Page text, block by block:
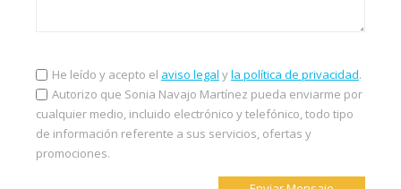
He leído y acepto el aviso legal yla política de privacidad.
Autorizo que Sonia Navajo Martínez pueda enviarme por
cualquier medio, incluido electrónico y telefónico, todo tipo
de información referente a sus servicios, ofertas y
promociones.